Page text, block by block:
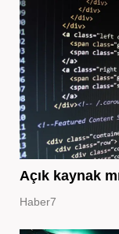
Açık kaynak
Haber7